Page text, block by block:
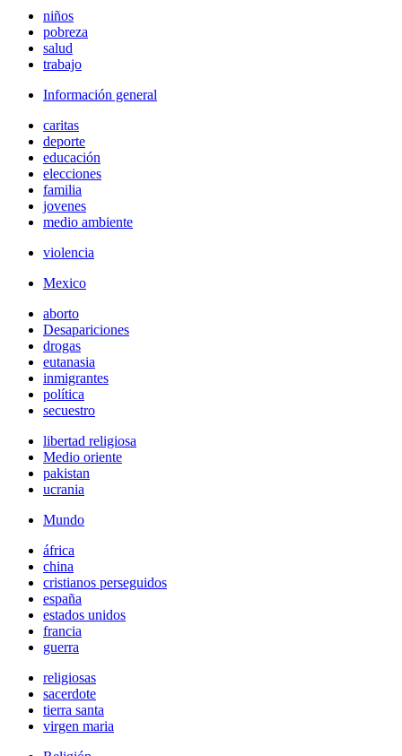
niños
pobreza
salud
trabajo
Información general
caritas
deporte
educación
elecciones
familia
jovenes
medio ambiente
violencia
Mexico
aborto
Desapariciones
drogas
eutanasia
inmigrantes
política
secuestro
libertad religiosa
Medio oriente
pakistan
ucrania
Mundo
áfrica
china
cristianos perseguidos
españa
estados unidos
francia
guerra
religiosas
sacerdote
tierra santa
virgen maria